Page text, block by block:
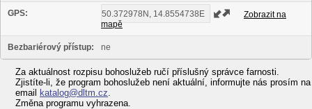
GPS:
Zobrazit na
mapě
Bezbariérový přístup: ne
Za aktuálnost rozpisu bohoslužeb ručí příslušný správce farnosti.
Zjistíte-li, že program bohoslužeb není aktuální, informujte nás prosím na
email
katalog@dltm.cz.
Změna programu vyhrazena.